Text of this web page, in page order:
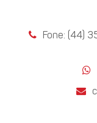
Fone: (44)